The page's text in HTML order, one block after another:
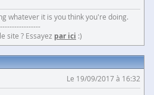
whatever it is you think you're doing.
site ? Essayez par ici :)
Le 19/09/2017 à 16:32